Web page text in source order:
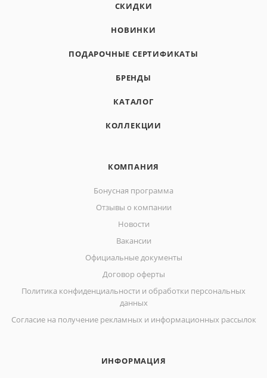
СКИДКИ
НОВИНКИ
ПОДАРОЧНЫЕ СЕРТИФИКАТЫ
БРЕНДЫ
КАТАЛОГ
КОЛЛЕКЦИИ
КОМПАНИЯ
Бонусная программа
Отзывы о компании
Новости
Вакансии
Официальные документы
Договор оферты
Политика конфиденциальности и обработки персональных
данных
Согласие на получение рекламных и информационных рассылок
ИНФОРМАЦИЯ